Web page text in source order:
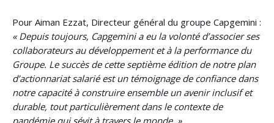
Pour Aiman Ezzat, Directeur général du groupe Capgemini :
« Depuis toujours, Capgemini a eu la volonté d’associer ses
collaborateurs au développement et à la performance du
Groupe. Le succès de cette septième édition de notre plan
d’actionnariat salarié est un témoignage de confiance dans
notre capacité à construire ensemble un avenir inclusif et
durable, tout particulièrement dans le contexte de
pandémie qui sévit à travers le monde. »